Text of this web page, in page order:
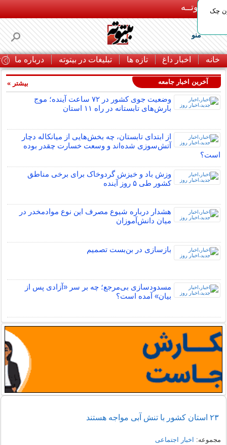
بـیتوتــه
منو
خانه اخبار داغ تازه ها تبلیغات در بیتوته درباره ما
چک
آخرین اخبار جامعه
وضعیت جوی کشور در ۷۲ ساعت آینده؛ موج
بارش‌های تابستانه در راه ۱۱ استان
از ابتدای تابستان، چه بخش‌هایی از میانکاله دچار
آتش‌سوزی شده‌اند و وسعت خسارت چقدر بوده
است؟
وزش باد و خیزش گردوخاک برای برخی مناطق
کشور طی ۵ روز آینده
هشدار درباره شیوع مصرف این نوع موادمخدر در
میان دانش‌آموزان
بازسازی در بن‌بست تصمیم
مسدودسازی بی‌مرجع؛ چه بر سر «آزادی پس از
بیان» آمده است؟
بیشتر »
۲۳ استان کشور با تنش آبی مواجه هستند
مجموعه: اخبار اجتماعی